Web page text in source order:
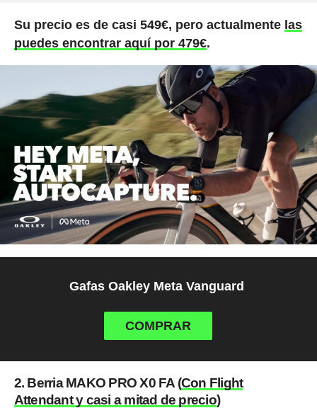
Su precio es de casi 549€, pero actualmente las
puedes encontrar aquí por 479€.
Gafas Oakley Meta Vanguard
COMPRAR
2. Berria MAKO PRO X0 FA (Con Flight
Attendant y casi a mitad de precio)